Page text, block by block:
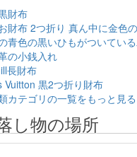
財布
財布 2つ折り 真ん中に金色
青色の黒いひもがついてい
の小銭入れ
長財布
Vuitton 黒2つ折り財布
カテゴリの一覧をもっと見る
し物の場所